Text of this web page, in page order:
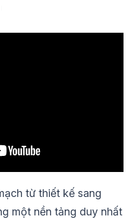
từ thiết kế sang
một nền tảng duy nhất